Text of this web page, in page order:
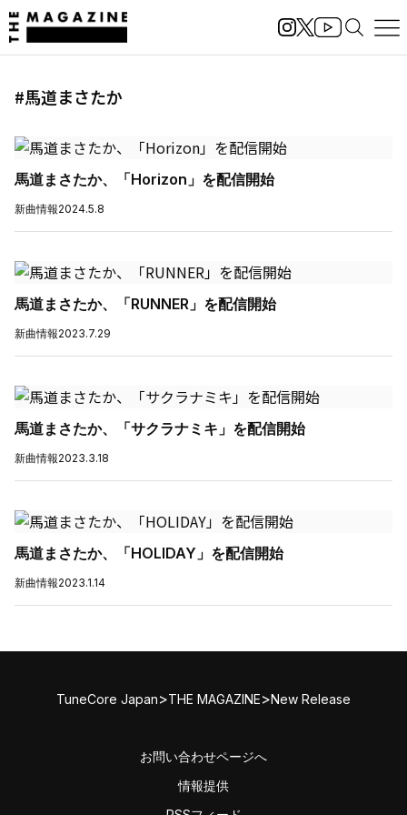
#馬道まさたか
馬道まさたか、「Horizon」を配信開始
新曲情報2024.5.8
馬道まさたか、「RUNNER」を配信開始
新曲情報2023.7.29
馬道まさたか、「サクラナミキ」を配信開始
新曲情報2023.3.18
馬道まさたか、「HOLIDAY」を配信開始
新曲情報2023.1.14
TuneCore Japan>THE MAGAZINE>New Release
お問い合わせページへ
情報提供